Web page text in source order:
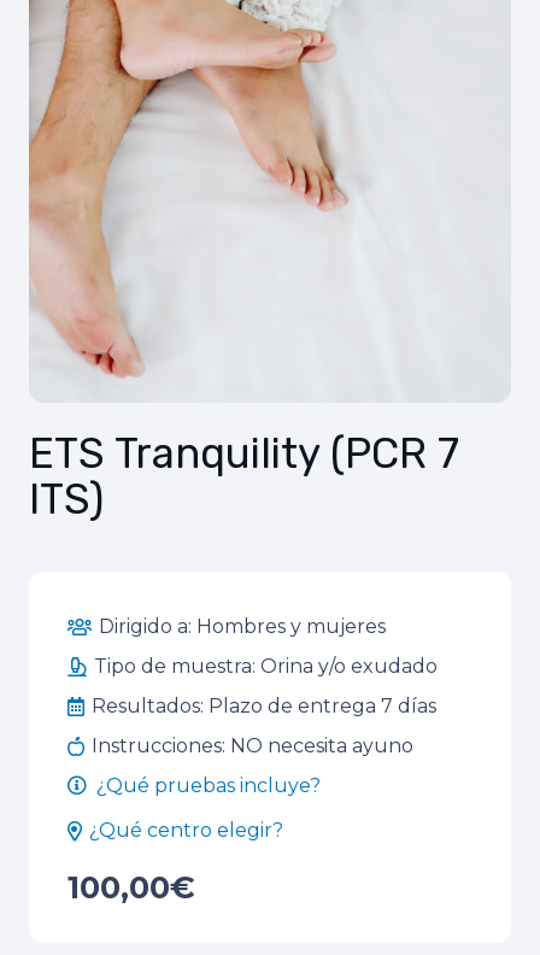
ETS Tranquility (PCR 7
ITS)
Dirigido a: Hombres y mujeres
Tipo de muestra:Orina y/o exudado
Resultados: Plazo de entrega 7 días
Instrucciones: NO necesita ayuno
¿Qué pruebas incluye?
¿Qué centro elegir?
100,00€